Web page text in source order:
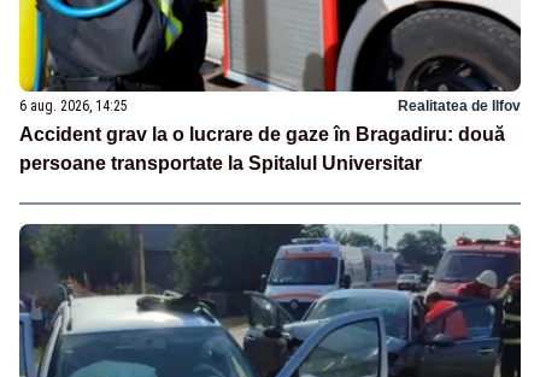
6 aug. 2026, 14:25 Realitatea de Ilfov
Accident grav la o lucrare de gaze în Bragadiru: două
persoane transportate la Spitalul Universitar